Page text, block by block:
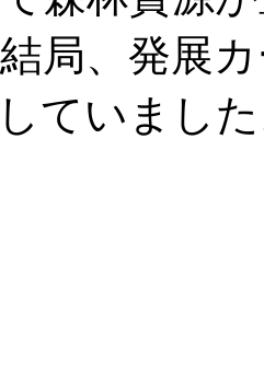
局、発展
ていまし